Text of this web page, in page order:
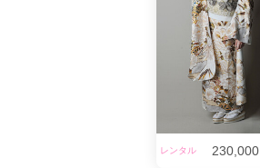
レンタル 230,000